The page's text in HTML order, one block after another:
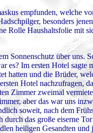
empfunden, welche
besonders
Rolle Haushaltsfolie mit
Sonnenschutz über uns.
Im ersten Hotel sagte
hatten und die Brüder,
Hotel nachzufragen,
Zimmer zweimal
aber das war uns
soweit, nach dem
das große eiserne
heiligen Gesandten und